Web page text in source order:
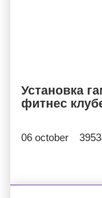
Установка
фитнес
06 october